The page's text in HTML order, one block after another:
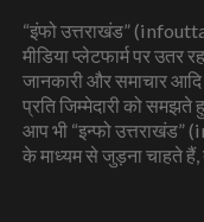
“इंफो उत्तराखंड”
मीडिया प्लेटफार्म पर उतर
जानकारी और समाचार
प्रति जिम्मेदारी को
आप भी “इन्फो
के माध्यम से जुड़ना चाहते